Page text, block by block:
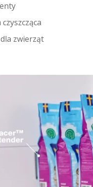
zwierząt